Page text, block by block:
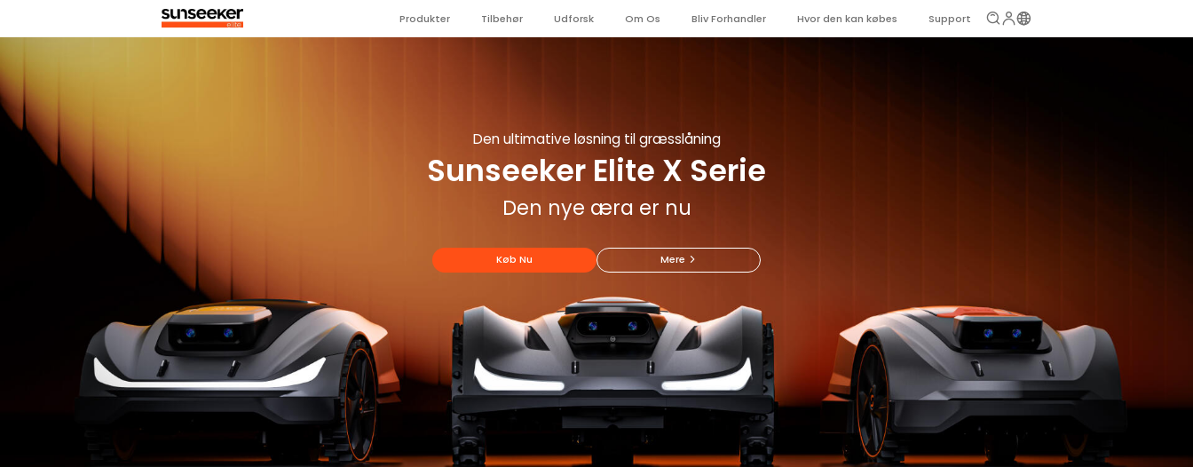
Produkter Tilbehør Udforsk Om Os Bliv Forhandler Hvor den kan købes Support
Den ultimative løsning til græsslåning
Sunseeker Elite X Serie
Den nye æra er nu
Køb Nu Mere
Sunseeker Elite X4
Placer og kør